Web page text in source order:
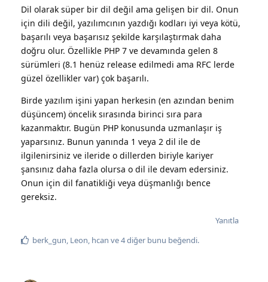
Dil olarak süper bir dil değil ama gelişen bir dil. Onun
için dili değil, yazılımcının yazdığı kodları iyi veya kötü,
başarılı veya başarısız şekilde karşılaştırmak daha
doğru olur. Özellikle PHP 7 ve devamında gelen 8
sürümleri (8.1 henüz release edilmedi ama RFC lerde
güzel özellikler var) çok başarılı.
Birde yazılım işini yapan herkesin (en azından benim
düşüncem) öncelik sırasında birinci sıra para
kazanmaktır. Bugün PHP konusunda uzmanlaşır iş
yaparsınız. Bunun yanında 1 veya 2 dil ile de
ilgilenirsiniz ve ileride o dillerden biriyle kariyer
şansınız daha fazla olursa o dil ile devam edersiniz.
Onun için dil fanatikliği veya düşmanlığı bence
gereksiz.
Yanıtla
berk_gun, Leon, hcan ve4diğer bunu beğendi.